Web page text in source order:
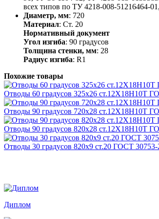
всех типов по ТУ 4218-008-51216464-
Диаметр, мм: 720
Материал: Ст. 20
Нормативный документ
Угол изгиба: 90 градусов
Толщина стенки, мм: 28
Радиус изгиба: R1
Похожие товары
Отводы 60 градусов 325х26 ст.12Х18Н10Т
Отводы 90 градусов 720х28 ст.12Х18Н10Т
Отводы 90 градусов 820х28 ст.12Х18Н10Т
Отводы 30 градусов 820х9 ст.20 ГОСТ 30753-
Диплом